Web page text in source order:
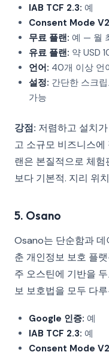
IAB TCF 2.3: 예
Consent Mode
무료 플랜: 예 — 월
유료 플랜: 약 USD
언어: 40개 이상 언
설정: 간단한 스크
가능
강점: 저렴하고 설치
고 소규모 비즈니스에
랜은 본질적으로 체
보다 기본적. 지리 위
5. Osano
Osano는 단순함과
춘 개인정보 보호 플
주 오스틴에 기반을
보 보호법을 모두 다
Google 인증: 예
IAB TCF 2.3: 예
Consent Mode